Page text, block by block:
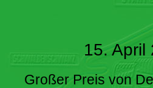
15. April
Großer Preis von